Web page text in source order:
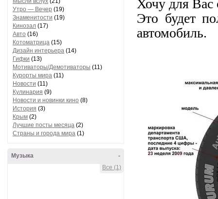
Утро — Вечер (19)
Знаменитости (19)
Кинозал (17)
Авто (16)
Котоматрица (15)
Дизайн интерьера (14)
Гифки (13)
Мотиваторы/Демотиваторы (11)
Курорты мира (11)
Новости (11)
Кулинария (9)
Новости и новинки кино (8)
История (3)
Крым (2)
Лучшие посты месяца (2)
Страны и города мира (1)
-
Музыка
Все (1)
Хочу для Вас
Это будет
автомобиль.